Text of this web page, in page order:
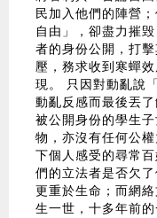
民加入他們的陣營
自由」，卻盡力摧
者的身份公開，打
壓，務求收到寒蟬
現。 只因對動亂說
動亂反感而最後丟
被公開身份的學生
物，亦沒有任何公
下個人感受的尋常
們的立法者是否欠
更重於生命；而網
生一世，十多年前